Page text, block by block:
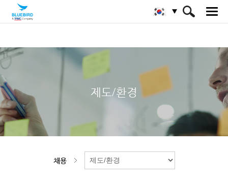
채용 제도/환경
제도/환경
채용